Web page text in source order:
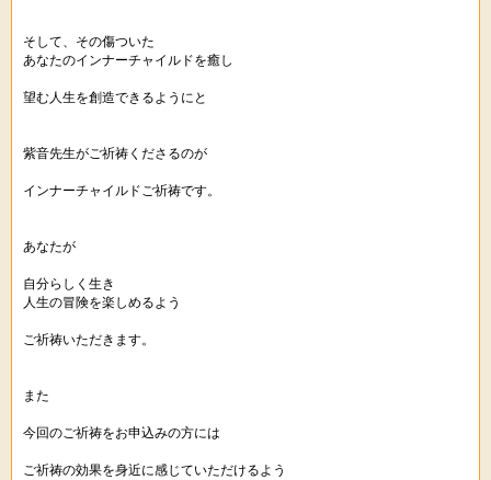
そして、その傷ついた
あなたのインナーチャイルドを癒し
望む人生を創造できるようにと
紫音先生がご祈祷くださるのが
インナーチャイルドご祈祷です。
あなたが
自分らしく生き
人生の冒険を楽しめるよう
ご祈祷いただきます。
また
今回のご祈祷をお申込みの方には
ご祈祷の効果を身近に感じていただけるよう